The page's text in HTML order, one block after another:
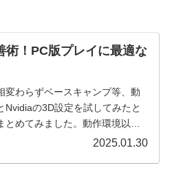
術！PC版プレイに最適な
変わらずベースキャンプ等、動
の3D設定を試してみたと
めてみました。動作環境以下
2025.01.30